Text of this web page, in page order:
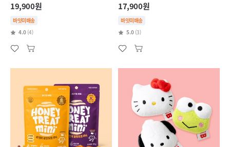
19,900원
바잇미배송
4.0 (4)
17,900원
바잇미배송
5.0 (3)